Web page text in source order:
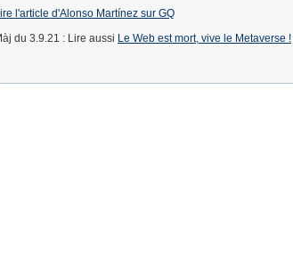
l'article d'Alonso Martínez sur GQ
du 3.9.21 : Lire aussi Le Web est mort, vive le Metaverse !